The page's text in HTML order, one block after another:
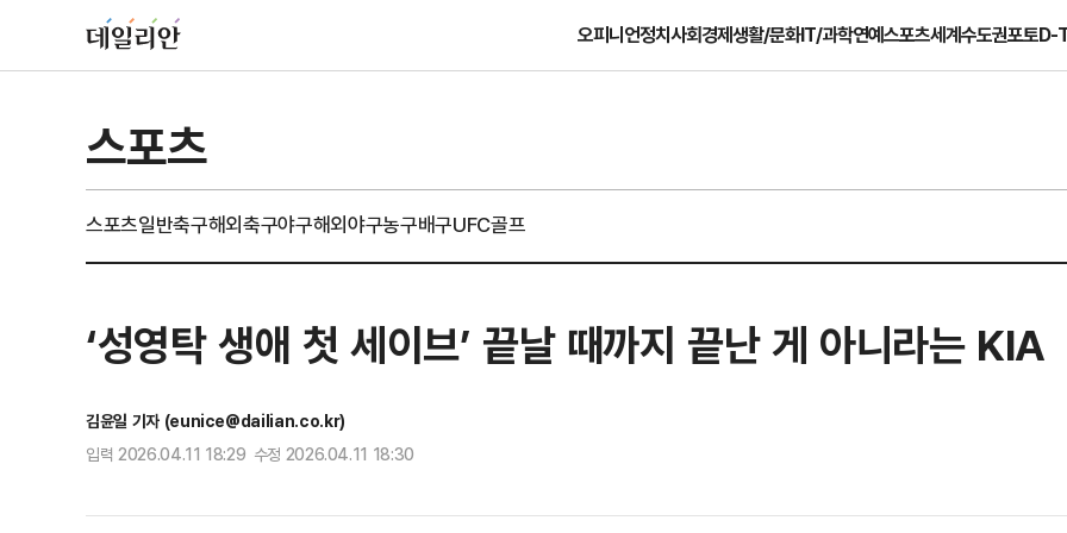
오피니언정치사회경제생활/문화IT/과학연예스포츠세계수도권포토D-
스포츠
스포츠일반축구해외축구야구해외야구농구배구UFC골프
‘성영탁 생애 첫 세이브’ 끝날 때까지 끝난 게 아니라는 KIA
김윤일 기자 (eunice@dailian.co.kr)
입력 2026.04.11 18:29 수정 2026.04.11 18:30